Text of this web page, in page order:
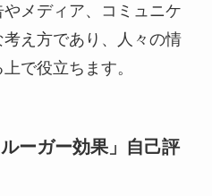
メディア、コミュニケ
え方であり、人々の情
で役立ちます。
ーガー効果」自己評